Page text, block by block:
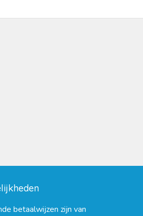
betaalwijzen zijn van